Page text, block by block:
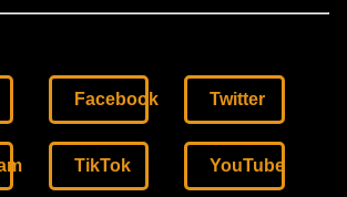
Facebook Twitter
TikTok YouTube